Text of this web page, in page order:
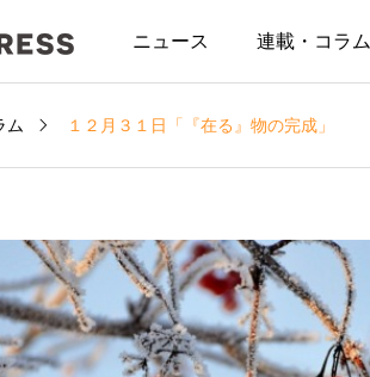
ニュース 連載・コラム
ム １２月３１日「『在る』物の完成」